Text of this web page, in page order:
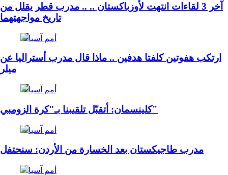
آخر 3 لقاءات انتهت لأوزباكستان .. .. مدرب قطر يقلل من
تاريخ مواجهتهما
أمم آسيا
ارتكب هفوتين كلفتا هدفين .. ماذا قال مدرب أستراليا عن
ميلر
أمم آسيا
كلينسمان: أتقبّل تلقيبنا بـ"كرة الزومبي"
أمم آسيا
مدرب طاجيكستان بعد الخسارة من الأردن: سنحتفل
أمم آسيا